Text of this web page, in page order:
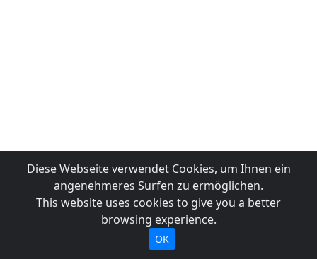
Diese Webseite verwendet Cookies, um Ihnen ein
angenehmeres Surfen zu ermöglichen.
This website uses cookies to give you a better
browsing experience.
OK